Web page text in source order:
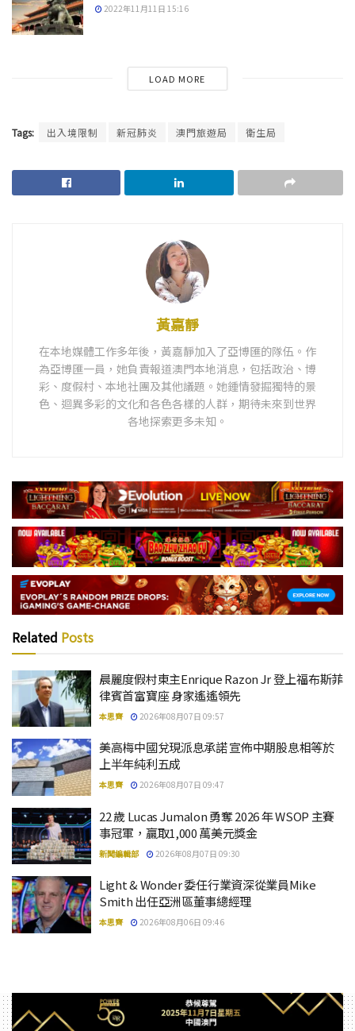
2022年11月11日 15:16
LOAD MORE
Tags: 出入境限制 新冠肺炎 澳門旅遊局 衛生局
黃嘉靜
在本地媒體工作多年後，黃嘉靜加入了亞博匯的隊伍。作
為亞博匯一員，她負責報道澳門本地消息，包括政治、博
彩、度假村、本地社團及其他議題。她鍾情發掘獨特的景
色、迴異多彩的文化和各色各樣的人群，期待未來到世界
各地探索更多未知。
Related Posts
晨麗度假村東主Enrique Razon Jr 登上福布斯菲
律賓首富寶座 身家遙遙領先
本思齊 2026年08月07日 09:57
美高梅中國兌現派息承諾 宣佈中期股息相等於
上半年純利五成
本思齊 2026年08月07日 09:47
22 歲 Lucas Jumalon 勇奪 2026 年 WSOP 主賽
事冠軍，贏取1,000 萬美元獎金
新聞編輯部 2026年08月07日 09:30
Light & Wonder 委任行業資深從業員Mike
Smith 出任亞洲區董事總經理
本思齊 2026年08月06日 09:46